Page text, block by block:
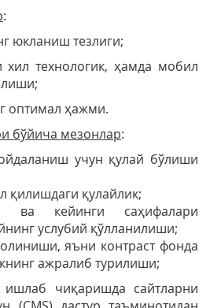
:
юкланиш тезлиги;
хил технологик, ҳамда мобил
оптимал ҳажми.
бўйича мезонлар:
учун қулай бўлиши
қилишдаги қулайлик;
ва кейинги саҳифалари
услубий қўлланилиши;
яъни контраст фонда
ажралиб турилиши;
ишлаб чиқаришда сайтларни